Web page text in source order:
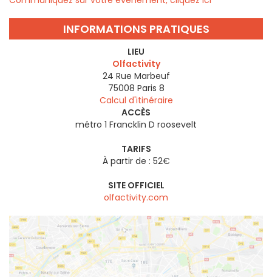
INFORMATIONS PRATIQUES
LIEU
Olfactivity
24 Rue Marbeuf
75008 Paris 8
Calcul d'itinéraire
ACCÈS
métro 1 Francklin D roosevelt
TARIFS
À partir de : 52€
SITE OFFICIEL
olfactivity.com